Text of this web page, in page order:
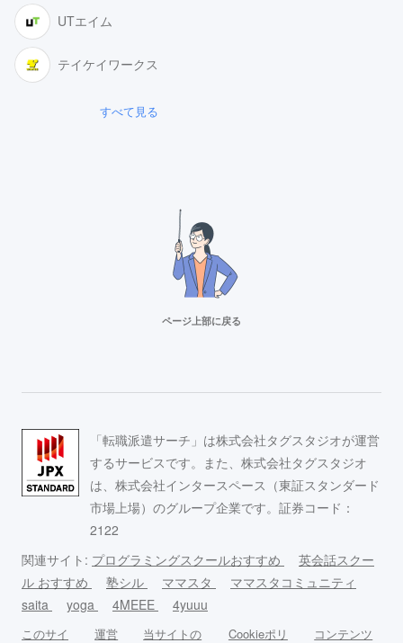
UTエイム
テイケイワークス
すべて見る
ページ上部に戻る
このサイ 運営 当サイトの Cookieポリ コンテンツ
「転職派遣サーチ」は株式会社タグスタジオが運営
するサービスです。また、株式会社タグスタジオ
は、株式会社インタースペース（東証スタンダード
市場上場）のグループ企業です。証券コード：
2122
関連サイト: プログラミングスクールおすすめ
英会話スクー
ル おすすめ
塾シル ママスタ
ママスタコミュニティ
saita
yoga 4MEEE 4yuuu